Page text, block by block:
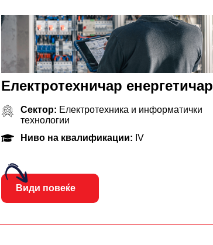
Електротехничар енергетичар
Сектор: Електротехника и информатички
технологии
Ниво на квалификации: IV
Види повеќе